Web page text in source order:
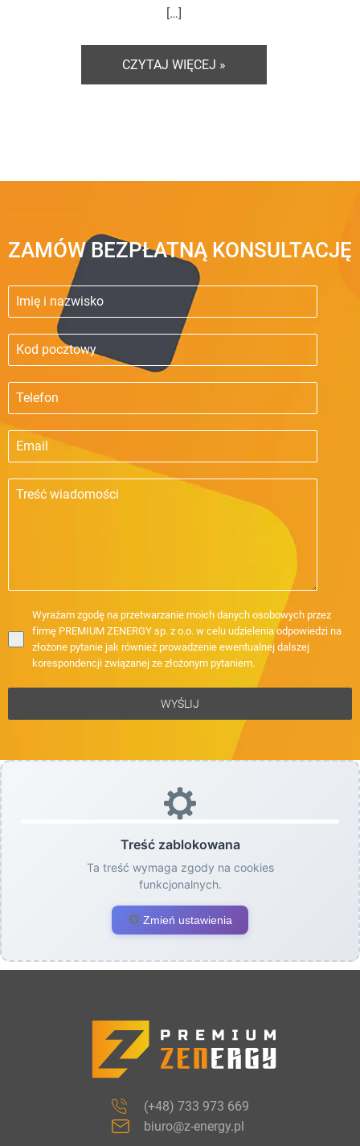
[…]
CZYTAJ WIĘCEJ »
ZAMÓW BEZPŁATNĄ KONSULTACJĘ
Wyrażam zgodę na przetwarzanie moich danych osobowych przez
firmę PREMIUM ZENERGY sp. z o.o. w celu udzielenia odpowiedzi na
złożone pytanie jak również prowadzenie ewentualnej dalszej
korespondencji związanej ze złożonym pytaniem.
WYŚLIJ
Treść zablokowana
Ta treść wymaga zgody na cookies
funkcjonalnych.
Zmień ustawienia
(+48) 733 973 669
biuro@z-energy.pl